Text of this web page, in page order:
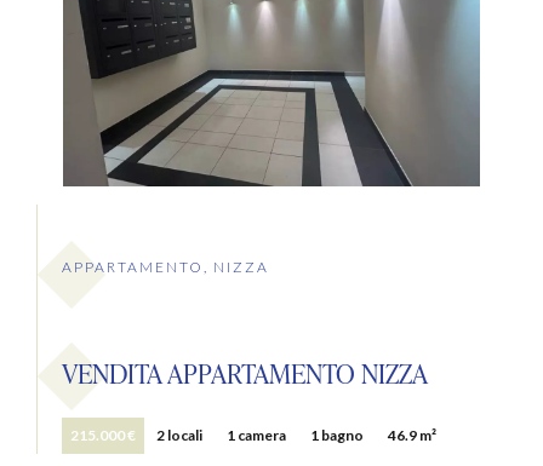
APPARTAMENTO, NIZZA
VENDITA APPARTAMENTO NIZZA
215.000 € 2 locali 1 camera 1 bagno 46.9 m²